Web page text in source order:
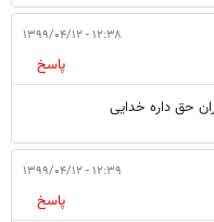
۱۲:۳۸ - ۱۳۹۹/۰۴/۱۲
پاسخ
حق داره خدایی
۱۲:۳۹ - ۱۳۹۹/۰۴/۱۲
پاسخ